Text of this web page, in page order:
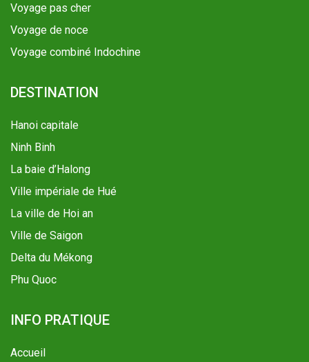
Voyage pas cher
Voyage de noce
Voyage combiné Indochine
DESTINATION
Hanoi capitale
Ninh Binh
La baie d’Halong
Ville impériale de Hué
La ville de Hoi an
Ville de Saigon
Delta du Mékong
Phu Quoc
INFO PRATIQUE
Accueil